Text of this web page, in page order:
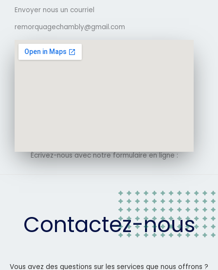
Envoyer nous un courriel
remorquagechambly@gmail.com
Écrivez-nous avec notre formulaire en ligne :
Contactez-nous
Vous avez des questions sur les services que nous offrons ?